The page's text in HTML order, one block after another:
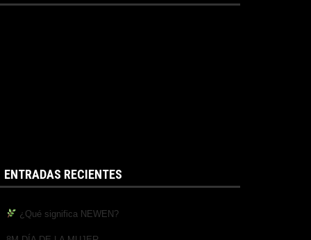
ENTRADAS RECIENTES
¿Qué significa NEWEN?